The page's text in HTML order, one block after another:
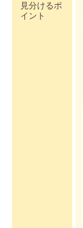
見分けるポ
イント